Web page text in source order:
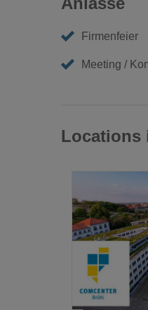
Firmenfeier
Meeting /
Locations